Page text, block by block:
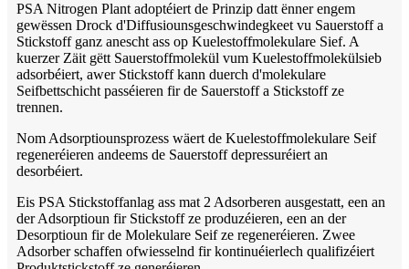
PSA Nitrogen Plant adoptéiert de Prinzip datt ënner engem
gewëssen Drock d'Diffusiounsgeschwindegkeet vu Sauerstoff a
Stickstoff ganz anescht ass op Kuelestoffmolekulare Sief. A
kuerzer Zäit gëtt Sauerstoffmolekül vum Kuelestoffmolekülsieb
adsorbéiert, awer Stickstoff kann duerch d'molekulare
Seifbettschicht passéieren fir de Sauerstoff a Stickstoff ze
trennen.
Nom Adsorptiounsprozess wäert de Kuelestoffmolekulare Seif
regeneréieren andeems de Sauerstoff depressuréiert an
desorbéiert.
Eis PSA Stickstoffanlag ass mat 2 Adsorberen ausgestatt, een an
der Adsorptioun fir Stickstoff ze produzéieren, een an der
Desorptioun fir de Molekulare Seif ze regeneréieren. Zwee
Adsorber schaffen ofwiesselnd fir kontinuéierlech qualifizéiert